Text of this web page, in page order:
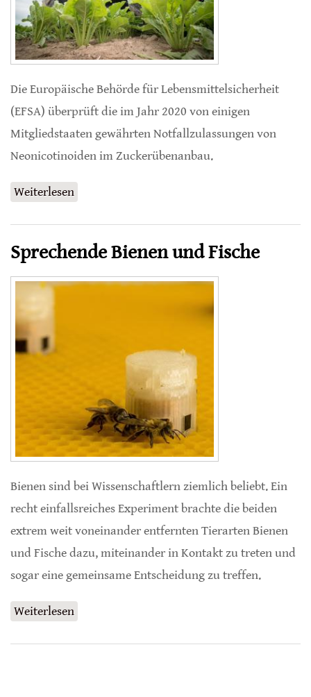
Die Europäische Behörde für Lebensmittelsicherheit
(EFSA) überprüft die im Jahr 2020 von einigen
Mitgliedstaaten gewährten Notfallzulassungen von
Neonicotinoiden im Zuckerübenanbau.
Weiterlesen
Sprechende Bienen und Fische
Bienen sind bei Wissenschaftlern ziemlich beliebt. Ein
recht einfallsreiches Experiment brachte die beiden
extrem weit voneinander entfernten Tierarten Bienen
und Fische dazu, miteinander in Kontakt zu treten und
sogar eine gemeinsame Entscheidung zu treffen.
Weiterlesen